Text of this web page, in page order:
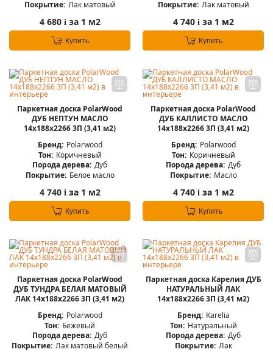
Покрытие: Лак матовый
4 680 iза 1 м2
Купить
Покрытие: Лак матовый
4 740 iза 1 м2
Купить
Паркетная доска PolarWood
ДУБ НЕПТУН МАСЛО
14x188x2266 3П (3,41 м2)
Бренд: Polarwood
Тон: Коричневый
Порода дерева: Дуб
Покрытие: Белое масло
4 740 iза 1 м2
Купить
Паркетная доска PolarWood
ДУБ КАЛЛИСТО МАСЛО
14x188x2266 3П (3,41 м2)
Бренд: Polarwood
Тон: Коричневый
Порода дерева: Дуб
Покрытие: Масло
4 740 iза 1 м2
Купить
Паркетная доска PolarWood
ДУБ ТУНДРА БЕЛАЯ МАТОВЫЙ
ЛАК 14x188x2266 3П (3,41 м2)
Бренд: Polarwood
Тон: Бежевый
Порода дерева: Дуб
Покрытие: Лак матовый белый
Паркетная доска Карелия ДУБ
НАТУРАЛЬНЫЙ ЛАК
14x188x2266 3П (3,41 м2)
Бренд: Karelia
Тон: Натуральный
Порода дерева: Дуб
Покрытие: Лак